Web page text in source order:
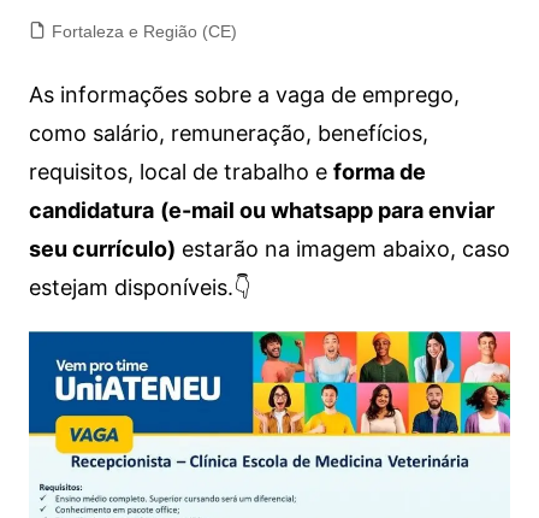
Fortaleza e Região (CE)
As informações sobre a vaga de emprego,
como salário, remuneração, benefícios,
requisitos, local de trabalho e forma de
candidatura (e-mail ou whatsapp para enviar
seu currículo) estarão na imagem abaixo, caso
estejam disponíveis.👇